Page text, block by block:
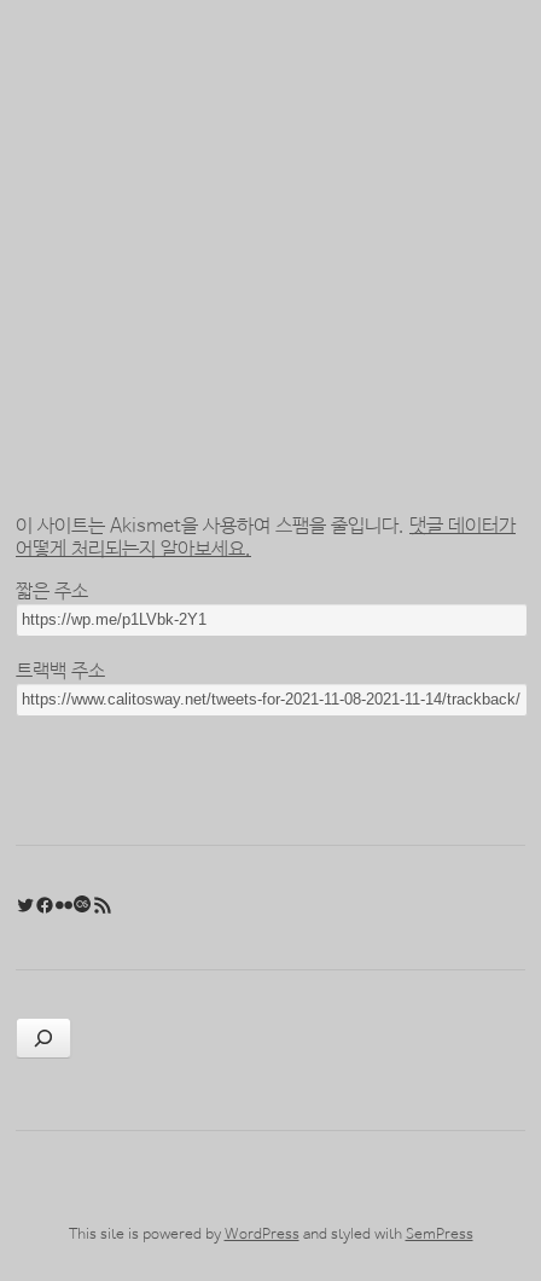
이 사이트는 Akismet을 사용하여 스팸을 줄입니다. 댓글 데이터가
어떻게 처리되는지 알아보세요.
짧은 주소
트랙백 주소
Twitter
Facebook
FlickrLast.fm
검색
This site is powered by WordPress and styled with SemPress